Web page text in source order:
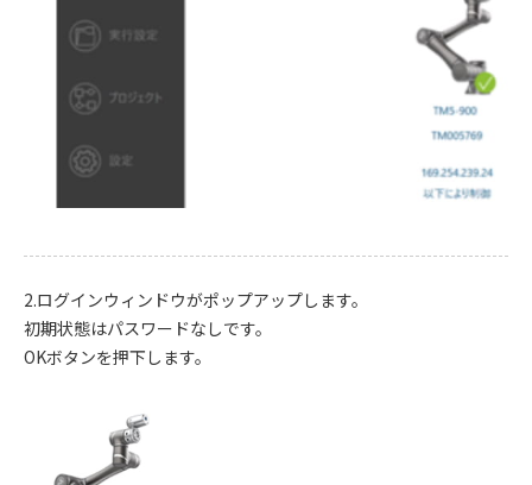
2.ログインウィンドウがポップアップします。
初期状態はパスワードなしです。
OKボタンを押下します。